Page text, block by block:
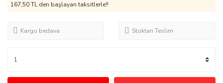
167,50 TL den başlayan taksitlerle!!
Kargo bedava Stoktan Teslim